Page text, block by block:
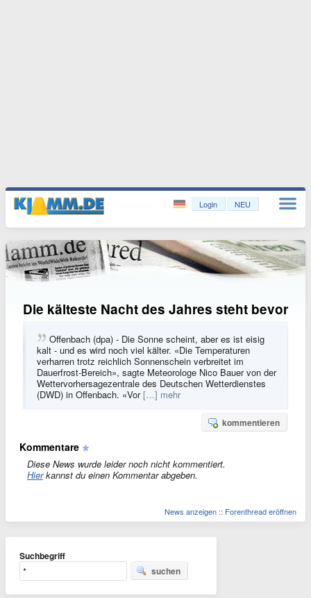
Login NEU
Die kälteste Nacht des Jahres steht bevor
Offenbach (dpa) - Die Sonne scheint, aber es ist eisig
kalt - und es wird noch viel kälter. «Die Temperaturen
verharren trotz reichlich Sonnenschein verbreitet im
Dauerfrost-Bereich», sagte Meteorologe Nico Bauer von der
Wettervorhersagezentrale des Deutschen Wetterdienstes
(DWD) in Offenbach. «Vor […] mehr
kommentieren
Kommentare
Diese News wurde leider noch nicht kommentiert.
Hierkannst du einen Kommentar abgeben.
News anzeigen :: Forenthread eröffnen
Suchbegriff
suchen